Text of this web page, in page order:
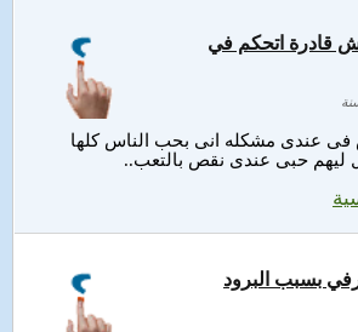
فى عندى مشكله انى بحب الناس كلها
حبى عندى نقص بالتعب..
قادرة اتحكم في
بسبب البرود